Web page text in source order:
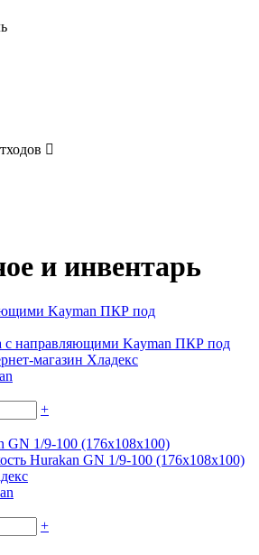
и инвентарь
Kayman ПКР под
+
GN 1/9-100 (176x108x100)
+